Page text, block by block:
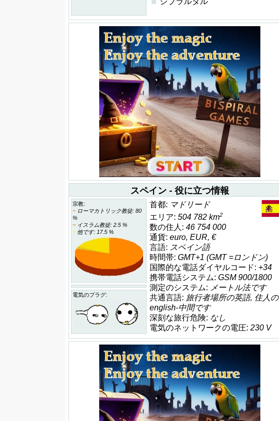
スペイン - 役に立つ情報
宗教:
~ローマカトリック教徒: 80
%
~イスラム教徒: 2.5 %
~他です: 17.5 %
首都: マドリード
エリア: 504 782 km2
数の住人: 46 754 000
通貨: euro, EUR, €
言語: スペイン語
時間帯: GMT+1 (GMT =ロンドン)
国際的な電話ダイヤルコード: +34
携帯電話システム: GSM 900/1800
測定のシステム: メートル法です
共通言語: 旅行者場所の英語, 住人の
english-中間です
深刻な旅行危険: なし
電気のネットワークの電圧: 230 V
電気のプラグ: